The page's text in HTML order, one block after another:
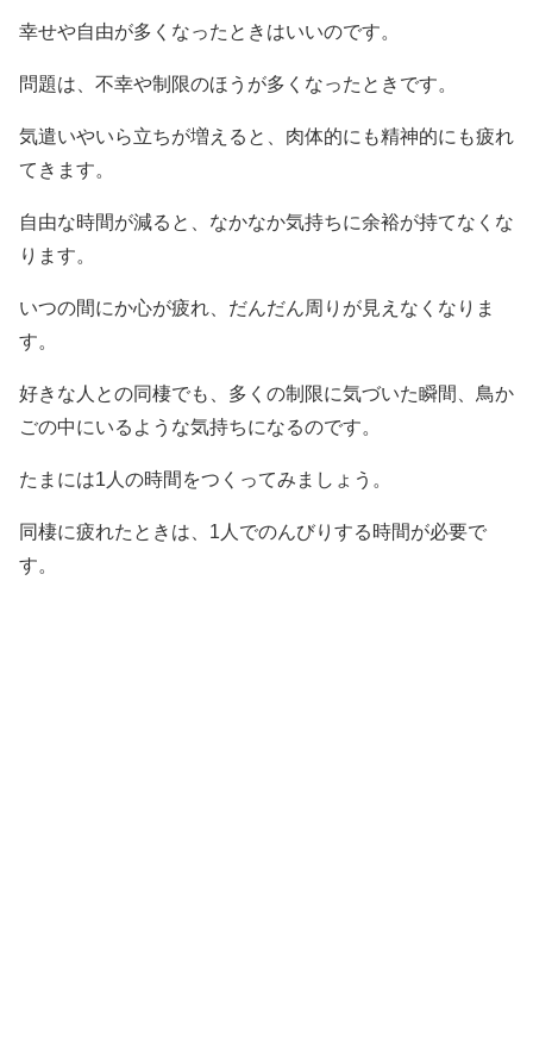
幸せや自由が多くなったときはいいのです。
問題は、不幸や制限のほうが多くなったときです。
気遣いやいら立ちが増えると、肉体的にも精神的にも疲れ
てきます。
自由な時間が減ると、なかなか気持ちに余裕が持てなくな
ります。
いつの間にか心が疲れ、だんだん周りが見えなくなりま
す。
好きな人との同棲でも、多くの制限に気づいた瞬間、鳥か
ごの中にいるような気持ちになるのです。
たまには1人の時間をつくってみましょう。
同棲に疲れたときは、1人でのんびりする時間が必要で
す。